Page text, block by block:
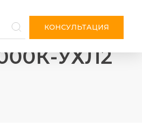
КОНСУЛЬТАЦИЯ
УХЛ2